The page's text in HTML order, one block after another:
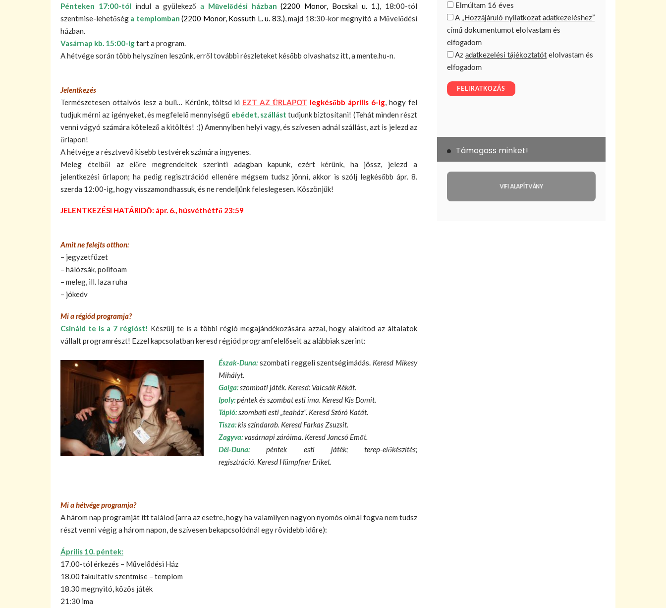
Pénteken 17:00-tól indul a gyülekező a Művelődési házban (2200 Monor, Bocskai u. 1.), 18:00-tól
szentmise-lehetőség a templomban(2200 Monor, Kossuth L. u. 83.), majd 18:30-kor megnyitó a Művelődési
házban.
Vasárnap kb. 15:00-igtart a program.
A hétvége során több helyszínen leszünk, erről további részleteket később olvashatsz itt, a mente.hu-n.
Jelentkezés
Természetesen ottalvós lesz a buli… Kérünk, töltsd ki EZT AZ ŰRLAPOT legkésőbb április 6-ig , hogy fel
tudjuk mérni az igényeket, és megfelelő mennyiségű ebédet, szállást tudjunk biztosítani! (Tehát minden részt
venni vágyó számára kötelező a kitöltés! :)) Amennyiben helyi vagy, és szívesen adnál szállást, azt is jelezd az
űrlapon!
A hétvége a résztvevő kisebb testvérek számára ingyenes.
Meleg ételből az előre megrendeltek szerinti adagban kapunk, ezért kérünk, ha jössz, jelezd a
jelentkezési űrlapon; ha pedig regisztrációd ellenére mégsem tudsz jönni, akkor is szólj legkésőbb ápr. 8.
szerda 12:00-ig, hogy visszamondhassuk, és ne rendeljünk feleslegesen. Köszönjük!
JELENTKEZÉSI HATÁRIDŐ: ápr. 6., húsvéthétfő 23:59
Amit ne felejts otthon:
– jegyzetfüzet
– hálózsák, polifoam
– meleg, ill. laza ruha
– jókedv
Mi a régiód programja?
Csináld te is a 7 régióst! Készülj te is a többi régió megajándékozására azzal, hogy alakítod az általatok
vállalt programrészt! Ezzel kapcsolatban keresd régiód programfelelőseit az alábbiak szerint:
Észak-Duna:szombati reggeli szentségimádás. Keresd Mikesy
Mihályt.
Galga: szombati játék. Keresd: Valcsák Rékát.
Ipoly:péntek és szombat esti ima. Keresd Kis Domit.
Tápió: szombati esti „teaház”. Keresd Szóró Katát.
Tisza:kis színdarab. Keresd Farkas Zsuzsit.
Zagyva:vasárnapi záróima. Keresd Jancsó Emőt.
Dél-Duna:
péntek esti játék; terep-előkészítés;
regisztráció. Keresd Hümpfner Eriket.
Mi a hétvége programja?
A három nap programját itt találod (arra az esetre, hogy ha valamilyen nagyon nyomós oknál fogva nem tudsz
részt venni végig a három napon, de szívesen bekapcsolódnál egy rövidebb időre):
Április 10. péntek:
17.00-tól érkezés – Művelődési Ház
18.00 fakultatív szentmise – templom
18.30 megnyitó, közös játék
21:30 ima
Támogass minket!
VIFI ALAPÍTVÁNY